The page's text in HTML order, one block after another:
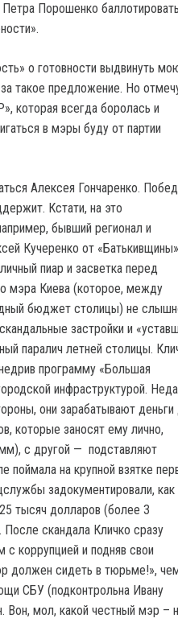
Порошенко
о готовности выдвинуть
такое предложение. Но
которая всегда боролась и
в мэры буду от партии
Алексея Гончаренко.
Кстати, на это
бывший регионал и
Кучеренко от
пиар и засветка перед
мэра Киева (которое, между
бюджет столицы) не
застройки и
паралич летней столицы.
программу «Большая
инфраструктурой.
они зарабатывают деньги
которые заносят ему лично,
с другой — подставляют
поймала на крупной взятке
задокументировали, как
тысяч долларов (более 3
После скандала Кличко сразу
коррупцией и подняв свои
должен сидеть в тюрьме!»,
СБУ (подконтрольна Ивану
Вон, мол, какой честный мэр –